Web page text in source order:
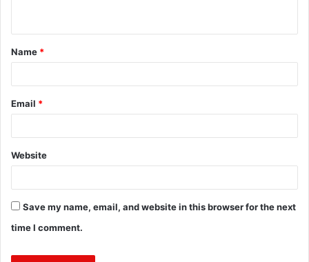
t
*
Name *
Email *
Website
Save my name, email, and website in this browser for the next
time I comment.